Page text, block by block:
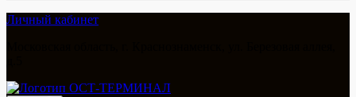
Личный кабинет